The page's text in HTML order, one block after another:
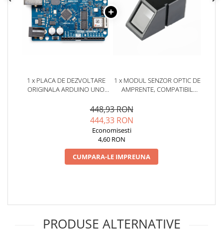
arc electric
Descarcatoare de Supratensiune
Contactoare
Blocuri de Distributie
Stabilizatoare de Tensiune
Intrerupatoare Smart
1 x PLACA DE DEZVOLTARE
ORIGINALA ARDUINO UNO
1 x MODUL SENZOR OPTIC DE
AMPRENTE, COMPATIBIL
448,93 RON
444,33 RON
Economisesti
4,60 RON
CUMPARA-LE IMPREUNA
PRODUSE ALTERNATIVE